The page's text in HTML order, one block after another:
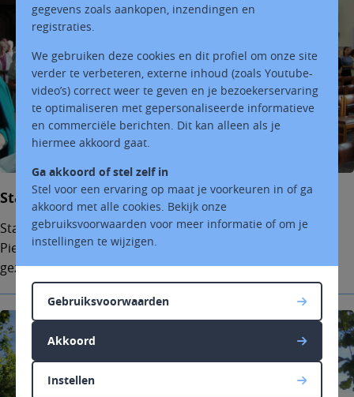
Startvieringen 2026
Startvieringen 2026: za 5/9 om 17.30u in Sint-
Pietersbanden en zo 6/9 om 9.30u in Moerzeke met het
gezinskoor. Welkom!
gegevens zoals aankopen, inzendingen en
registraties.
We gebruiken deze cookies en dit profiel om onze site
verder te verbeteren, externe inhoud (zoals Youtube-
video’s) correct weer te geven en je bezoekerservaring
te optimaliseren met gepersonaliseerde informatieve
en commerciële berichten. Dit kan alleen als je
hiermee akkoord gaat.
Ga akkoord of stel zelf in
Stel voor een ervaring op maat je voorkeuren in of ga
akkoord met alle cookies. Bekijk onze
gebruiksvoorwaarden voor meer informatie of om je
instellingen te wijzigen.
Gebruiksvoorwaarden
Akkoord
Instellen